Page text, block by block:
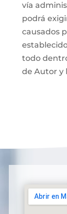
vía
podrá
causados
todo
de Autor y